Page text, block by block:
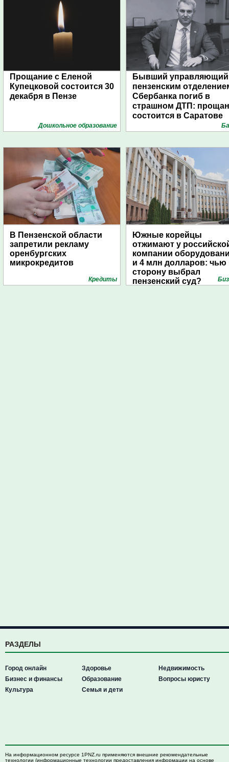
Прощание с Еленой
Купецковой состоится 30
декабря в Пензе
Дошкольное образование
Бывший управляющий
пензенским
Сбербанка погиб в
страшном ДТП:
состоится в Саратове
В Пензенской области
запретили рекламу
оренбургских
микрокредитов
Кредиты
Южные корейцы
отжимают у
компании
и 4 млн долларов: чью
сторону выбрал
пензенский суд?
РАЗДЕЛЫ
Город онлайн
Бизнес и финансы
Культура
Здоровье
Образование
Семья и дети
Недвижимость
Вопросы юристу
На информационном ресурсе 1PNZ.ru применяются внешние рекомендательные
технологии (информационные технологии предоставления информации на основе